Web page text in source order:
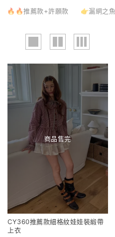
🔥🔥推薦款+許願款
👉漏網之
商品售完
CY360推薦款細格紋娃娃裝緞帶
上衣